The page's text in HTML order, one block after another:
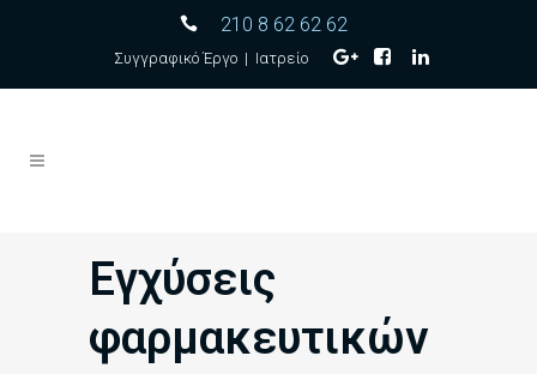
210 8 62 62 62
Συγγραφικό Έργο | Ιατρείο
Εγχύσεις
φαρμακευτικών